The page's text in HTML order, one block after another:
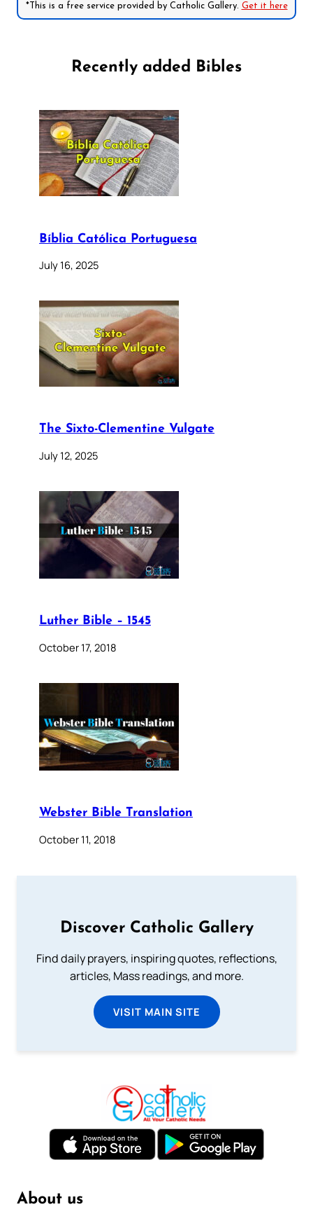
*This is a free service provided by Catholic Gallery. Get it here
Recently added Bibles
Bíblia Católica Portuguesa
July 16, 2025
The Sixto-Clementine Vulgate
July 12, 2025
Luther Bible – 1545
October 17, 2018
Webster Bible Translation
October 11, 2018
Discover Catholic Gallery
Find daily prayers, inspiring quotes, reflections,
articles, Mass readings, and more.
VISIT MAIN SITE
About us